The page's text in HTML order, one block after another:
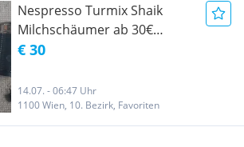
Nespresso Turmix Shaik
Milchschäumer ab 30€
Elektrische Milchschäumer
€ 30
14.07. - 06:47 Uhr
1100 Wien, 10. Bezirk, Favoriten